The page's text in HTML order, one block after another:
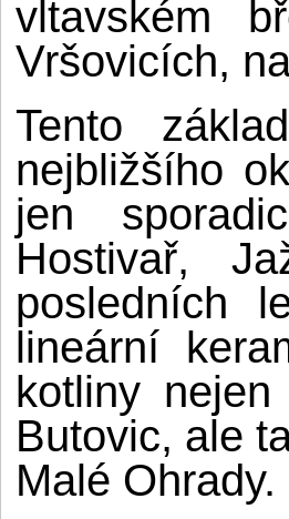
vltavském
Vršovicích,
Tento
nejbližšího
jen
Hostivař,
posledních
lineární
kotliny
Butovic, ale
Malé Ohrady.